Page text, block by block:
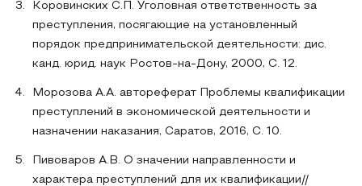
Коровинских С.П. Уголовная ответственность за
преступления, посягающие на установленный
порядок предпринимательской деятельности: дис.
канд. юрид. наук Ростов-на-Дону, 2000, С. 12.
Морозова А.А. автореферат Проблемы квалификации
преступлений в экономической деятельности и
назначении наказания, Саратов, 2016, С. 10.
Пивоваров А.В. О значении направленности и
характера преступлений для их квалификации//